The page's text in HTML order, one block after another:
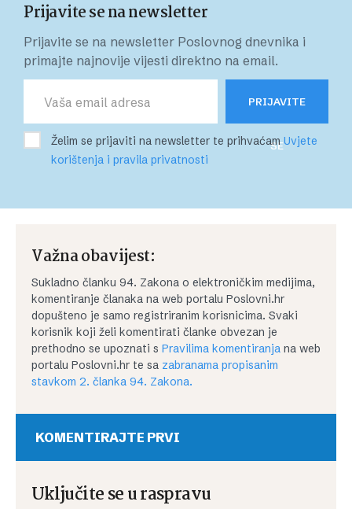
Prijavite se na newsletter
Prijavite se na newsletter Poslovnog dnevnika i
primajte najnovije vijesti direktno na email.
PRIJAVITE
SE
Želim se prijaviti na newsletter te prihvaćamUvjete
korištenja i pravila privatnosti
Važna obavijest:
Sukladno članku 94. Zakona o elektroničkim medijima,
komentiranje članaka na web portalu Poslovni.hr
dopušteno je samo registriranim korisnicima. Svaki
korisnik koji želi komentirati članke obvezan je
prethodno se upoznati s Pravilima komentiranja na web
portalu Poslovni.hr te sa zabranama propisanim
stavkom 2. članka 94. Zakona.
KOMENTIRAJTE PRVI
Uključite se u raspravu